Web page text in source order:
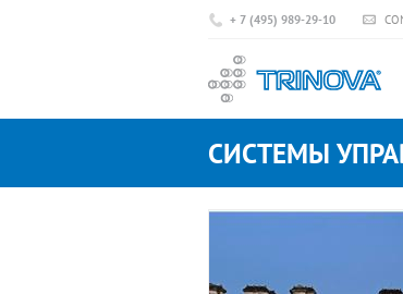
+ 7 (495) 989-29-10
СИСТЕМЫ